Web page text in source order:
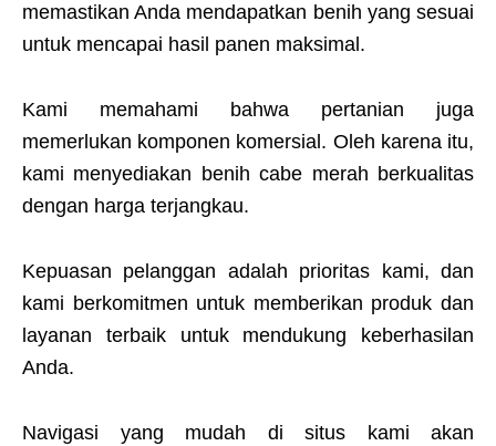
memastikan Anda mendapatkan benih yang sesuai
untuk mencapai hasil panen maksimal.
Kami memahami bahwa pertanian juga
memerlukan komponen komersial. Oleh karena itu,
kami menyediakan benih cabe merah berkualitas
dengan harga terjangkau.
Kepuasan pelanggan adalah prioritas kami, dan
kami berkomitmen untuk memberikan produk dan
layanan terbaik untuk mendukung keberhasilan
Anda.
Navigasi yang mudah di situs kami akan